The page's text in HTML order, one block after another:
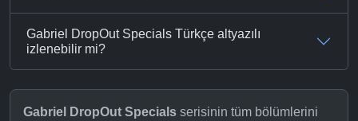
Gabriel DropOut Specials Türkçe altyazılı
izlenebilir mi?
Gabriel DropOut Specials serisinin tüm bölümlerini